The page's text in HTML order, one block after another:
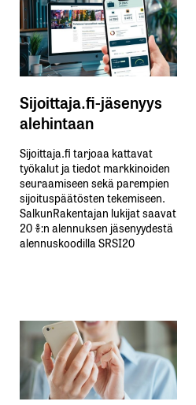
Sijoittaja.fi-jäsenyys
alehintaan
Sijoittaja.fi tarjoaa kattavat
työkalut ja tiedot markkinoiden
seuraamiseen sekä parempien
sijoituspäätösten tekemiseen.
SalkunRakentajan lukijat saavat
20 %:n alennuksen jäsenyydestä
alennuskoodilla SRSI20